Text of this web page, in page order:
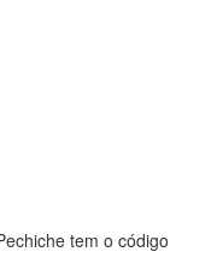
tem o código